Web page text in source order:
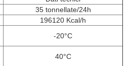
35 tonnellate/24h
196120 Kcal/h
-20°C
40°C